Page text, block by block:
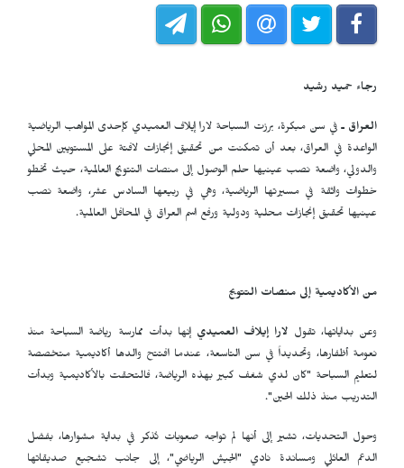
رجاء حميد رشيد
العراق ـ في سن مبكرة، برزت السباحة لارا إيلاف العميدي كإحدى المواهب الرياضية
الواعدة في العراق، بعد أن تمكنت من تحقيق إنجازات لافتة على المستويين المحلي
والدولي، واضعة نصب عينيها حلم الوصول إلى منصات التتويج العالمية، حيث تخطو
خطوات واثقة في مسيرتها الرياضية، وهي في ربيعها السادس عشر، واضعة نصب
عينيها تحقيق إنجازات محلية ودولية ورفع اسم العراق في المحافل العالمية.
من الأكاديمية إلى منصات التتويج
وعن بداياتها، تقول لارا إيلاف العميدي إنها بدأت ممارسة رياضة السباحة منذ
نعومة أظفارها، وتحديداً في سن التاسعة، عندما افتتح والدها أكاديمية متخصصة
لتعليم السباحة "كان لدي شغف كبير بهذه الرياضة، فالتحقت بالأكاديمية وبدأت
التدريب منذ ذلك الحين".
وحول التحديات، تشير إلى أنها لم تواجه صعوبات تُذكر في بداية مشوارها، بفضل
الدعم العائلي ومساندة نادي "الجيش الرياضي"، إلى جانب تشجيع صديقاتها